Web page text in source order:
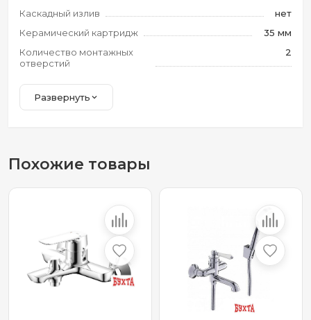
Каскадный излив
нет
Керамический картридж
35 мм
Количество монтажных
отверстий
2
Развернуть
Похожие товары